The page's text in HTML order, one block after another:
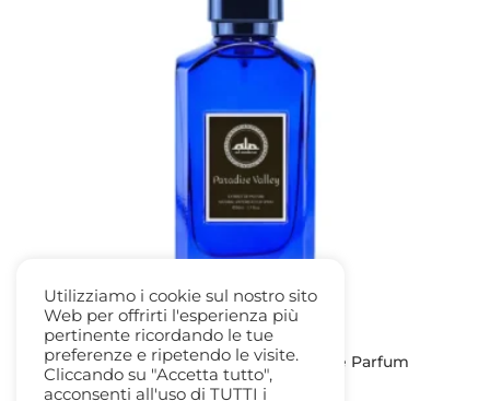
Paradise Valley by Al Ambra Extrait de Parfum
50ml. spr
Utilizziamo i cookie sul nostro sito
Web per offrirti l'esperienza più
pertinente ricordando le tue
preferenze e ripetendo le visite.
Cliccando su "Accetta tutto",
acconsenti all'uso di TUTTI i